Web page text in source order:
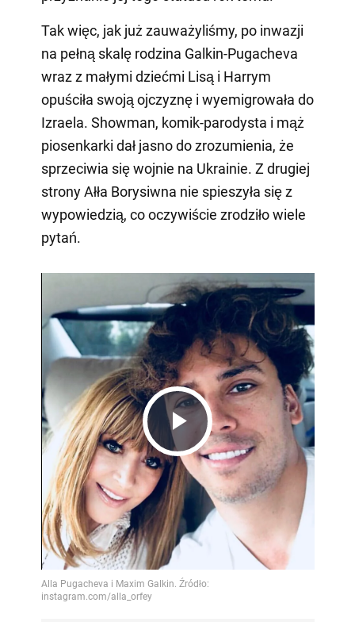
Tak więc, jak już zauważyliśmy, po inwazji
na pełną skalę rodzina Galkin-Pugacheva
wraz z małymi dziećmi Lisą i Harrym
opuściła swoją ojczyznę i wyemigrowała do
Izraela. Showman, komik-parodysta i mąż
piosenkarki dał jasno do zrozumienia, że
sprzeciwia się wojnie na Ukrainie. Z drugiej
strony Ałła Borysiwna nie spieszyła się z
wypowiedzią, co oczywiście zrodziło wiele
pytań.
Play
Video